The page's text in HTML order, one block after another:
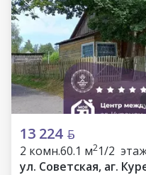
13 224
2 комн.60.1 м21/2
ул. Советская, аг.